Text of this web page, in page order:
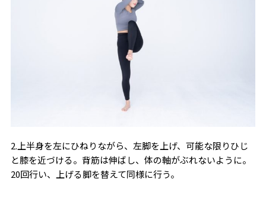
2.上半身を左にひねりながら、左脚を上げ、可能な限りひじ
と膝を近づける。背筋は伸ばし、体の軸がぶれないように。
20回行い、上げる脚を替えて同様に行う。